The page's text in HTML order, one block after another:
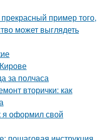
пример того,
может выглядеть
за полчаса
вторички: как
я оформил свой